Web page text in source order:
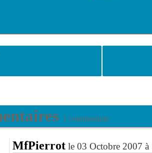
1 commentaire
MfPierrotle 03 Octobre 2007 à